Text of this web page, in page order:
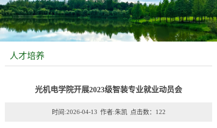
人才培养
光机电学院开展2023级智装专业就业动员会
时间:2026-04-13 作者:朱凯 点击数： 122